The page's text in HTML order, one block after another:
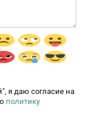
я даю согласие на
политику